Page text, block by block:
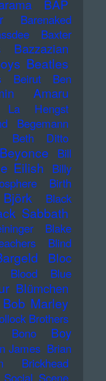
BAP
Barenaked
Baxter
Bazzazian
Beatles
Beirut
Ben
Amaru
La Hengst
Begemann
Beth Ditto
Beyonce
Bill
Eilish
Billy
Birth
Björk
Black
Sabbath
Blake
Blind
Bloc
Blood
Blue
Blümchen
Bob Marley
Brothers
Bono
Boy
James Brian
Brickhead
Scene